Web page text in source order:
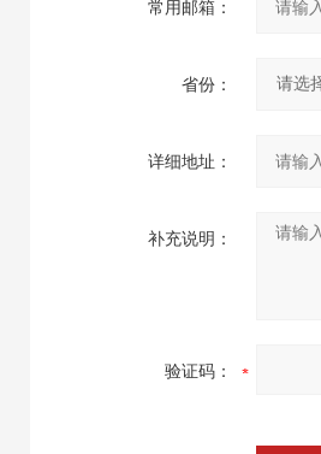
常用邮箱：
省份：
详细地址：
补充说明：
验证码：